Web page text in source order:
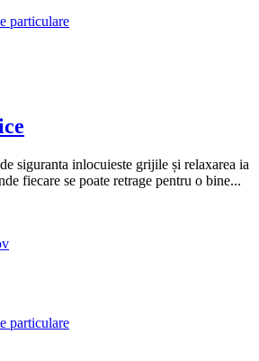
particulare
siguranta inlocuieste grijile și relaxarea ia
fiecare se poate retrage pentru o bine...
particulare